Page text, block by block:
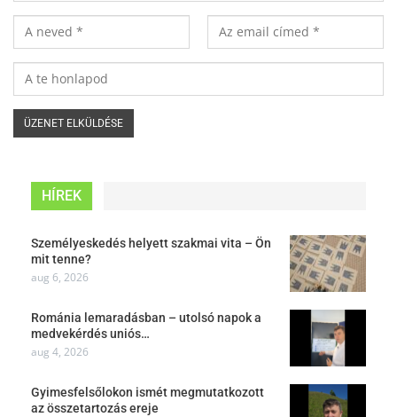
HÍREK
Személyeskedés helyett szakmai vita – Ön
mit tenne?
aug 6, 2026
Románia lemaradásban – utolsó napok a
medvekérdés uniós…
aug 4, 2026
Gyimesfelsőlokon ismét megmutatkozott
az összetartozás ereje